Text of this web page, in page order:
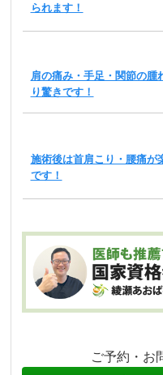
られます！
肩の痛み・手足・関節の腫
り驚きです！
施術後は首肩こり・腰痛が
です！
ご予約・お